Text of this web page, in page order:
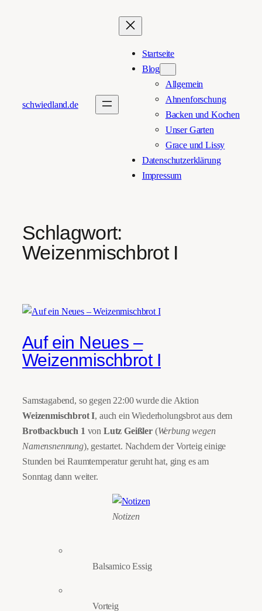
schwiedland.de
Startseite
Blog
Allgemein
Ahnenforschung
Backen und Kochen
Unser Garten
Grace und Lissy
Datenschutzerklärung
Impressum
Schlagwort:
Weizenmischbrot I
Auf ein Neues –
Weizenmischbrot I
Samstagabend, so gegen 22:00 wurde die Aktion
Weizenmischbrot I, auch ein Wiederholungsbrot aus dem
Brotbackbuch 1 von Lutz Geißler(Werbung wegen
Namensnennung), gestartet. Nachdem der Vorteig einige
Stunden bei Raumtemperatur geruht hat, ging es am
Sonntag dann weiter.
Notizen
Balsamico Essig
Vorteig